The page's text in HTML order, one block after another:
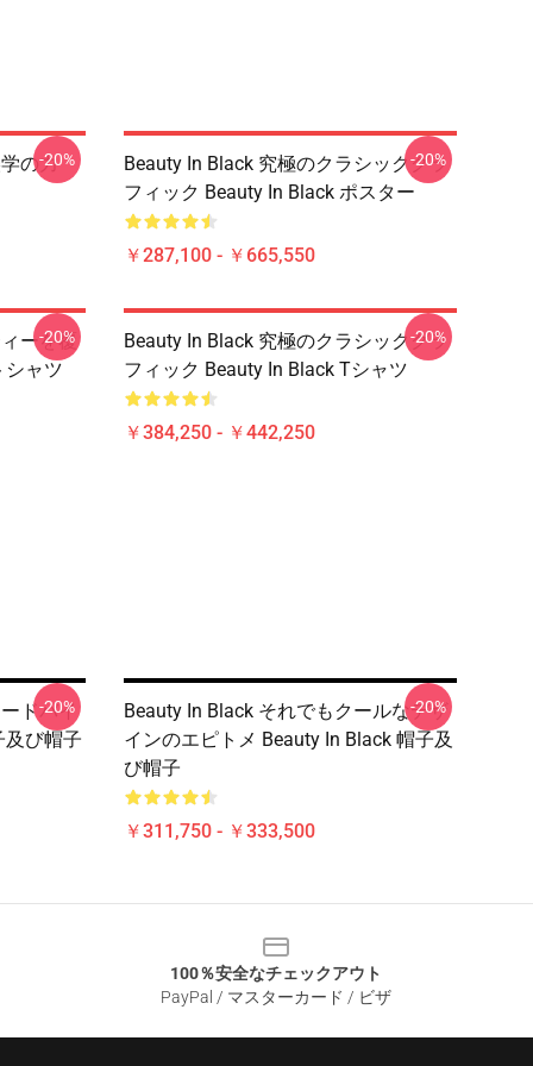
の力-20%
Beauty In Black 究極のクラシックグラ
フィック Beauty In Black ポスター
￥287,100 - ￥665,550
-20%
ーを覆
シャツ
-20%
Beauty In Black 究極のクラシックグラ
フィック Beauty In Black Tシャツ
￥384,250 - ￥442,250
-20%
ドバイ
及び帽子
-20%
Beauty In Black それでもクールなデザ
インのエピトメ Beauty In Black 帽子及
び帽子
￥311,750 - ￥333,500
-20%
100％安全なチェックアウト
PayPal / マスターカード / ビザ